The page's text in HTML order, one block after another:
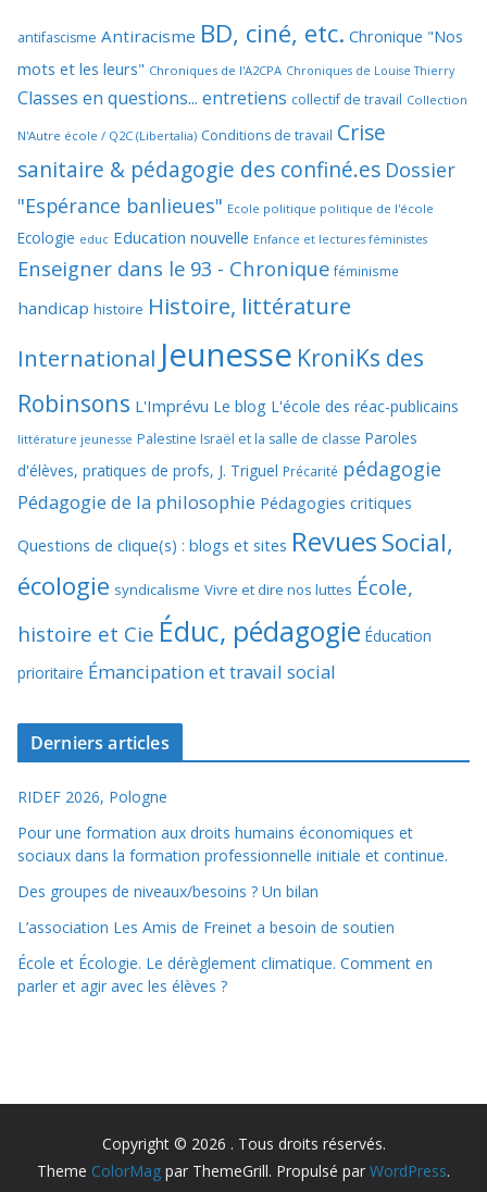
antifascisme Antiracisme BD, ciné, etc. Chronique "Nos
mots et les leurs" Chroniques de l'A2CPA Chroniques de Louise Thierry
Classes en questions... entretiens collectif de travail Collection
N'Autre école / Q2C (Libertalia) Conditions de travail Crise
sanitaire & pédagogie des confiné.es Dossier
"Espérance banlieues" Ecole politique politique de l'école
Ecologie educ Education nouvelle Enfance et lectures féministes
Enseigner dans le 93 - Chronique féminisme
handicap histoire Histoire, littérature
International Jeunesse KroniKs des
Robinsons L'Imprévu Le blog L'école des réac-publicains
littérature jeunesse Palestine Israël et la salle de classe Paroles
d'élèves, pratiques de profs, J. Triguel Précarité pédagogie
Pédagogie de la philosophie Pédagogies critiques
Questions de clique(s) : blogs et sites RevuesSocial,
écologie syndicalisme Vivre et dire nos luttes École,
histoire et Cie Éduc, pédagogie Éducation
prioritaire Émancipation et travail social
Derniers articles
RIDEF 2026, Pologne
Pour une formation aux droits humains économiques et
sociaux dans la formation professionnelle initiale et continue.
Des groupes de niveaux/besoins ? Un bilan
L’association Les Amis de Freinet a besoin de soutien
École et Écologie. Le dérèglement climatique. Comment en
parler et agir avec les élèves ?
Copyright © 2026 . Tous droits réservés.
Theme ColorMag par ThemeGrill. Propulsé par WordPress.